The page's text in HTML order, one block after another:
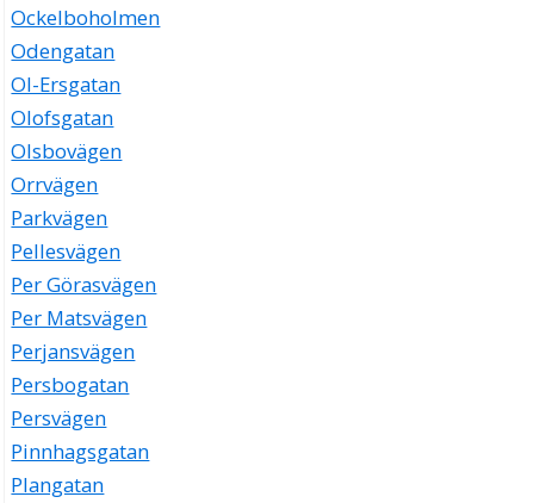
Ockelboholmen
Odengatan
Ol-Ersgatan
Olofsgatan
Olsbovägen
Orrvägen
Parkvägen
Pellesvägen
Per Görasvägen
Per Matsvägen
Perjansvägen
Persbogatan
Persvägen
Pinnhagsgatan
Plangatan